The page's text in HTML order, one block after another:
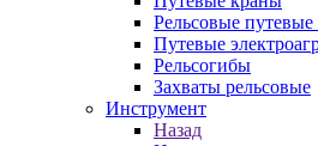
Рельсовые путевые
Путевые
Рельсогибы
Захваты рельсовые
Инструмент
Назад